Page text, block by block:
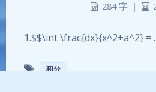
284 字 |
1.$$\int \frac{dx}{x^2+a^2} =
积分